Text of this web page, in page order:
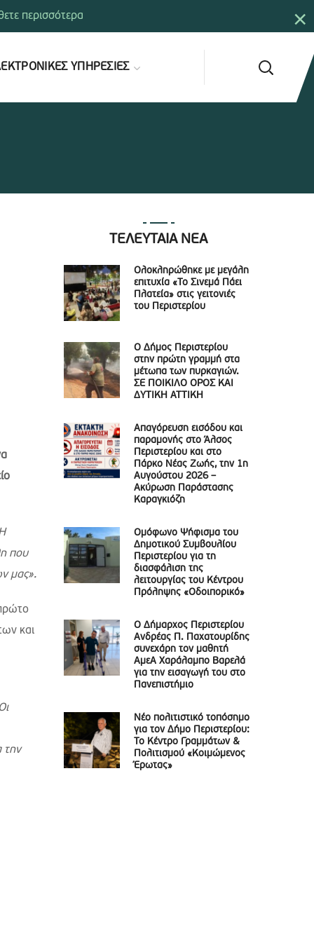
ΥΠΗΡΕΣΙΕΣ
που
μας».
και
την
ΤΕΛΕΥΤΑΙΑ ΝΕΑ
Ολοκληρώθηκε με μεγάλη
επιτυχία «Το Σινεμά Πάει
Πλατεία» στις γειτονιές
του Περιστερίου
Ο Δήμος Περιστερίου
στην πρώτη γραμμή στα
μέτωπα των πυρκαγιών.
ΣΕ ΠΟΙΚΙΛΟ ΟΡΟΣ ΚΑΙ
ΔΥΤΙΚΗ ΑΤΤΙΚΗ
Απαγόρευση εισόδου και
παραμονής στο Άλσος
Περιστερίου και στο
Πάρκο Νέας Ζωής, την 1η
Αυγούστου 2026 –
Ακύρωση Παράστασης
Καραγκιόζη
Ομόφωνο Ψήφισμα του
Δημοτικού Συμβουλίου
Περιστερίου για τη
διασφάλιση της
λειτουργίας του Κέντρου
Πρόληψης «Οδοιπορικό»
Ο Δήμαρχος Περιστερίου
Ανδρέας Π. Παχατουρίδης
συνεχάρη τον μαθητή
ΑμεΑ Χαράλαμπο Βαρελά
για την εισαγωγή του στο
Πανεπιστήμιο
Νέο πολιτιστικό τοπόσημο
για τον Δήμο Περιστερίου:
Το Κέντρο Γραμμάτων &
Πολιτισμού «Κοιμώμενος
Έρωτας»
×
περισσότερα